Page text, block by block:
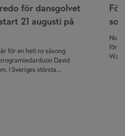
för dansgolvet
21 augusti på
för en helt ny säsong
David
I Sveriges största
Nu